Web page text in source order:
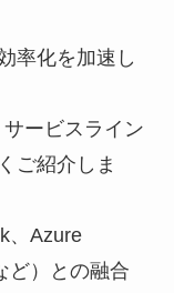
率化を加速し
ービスライン
ご紹介しま
、Azure
ど）との融合